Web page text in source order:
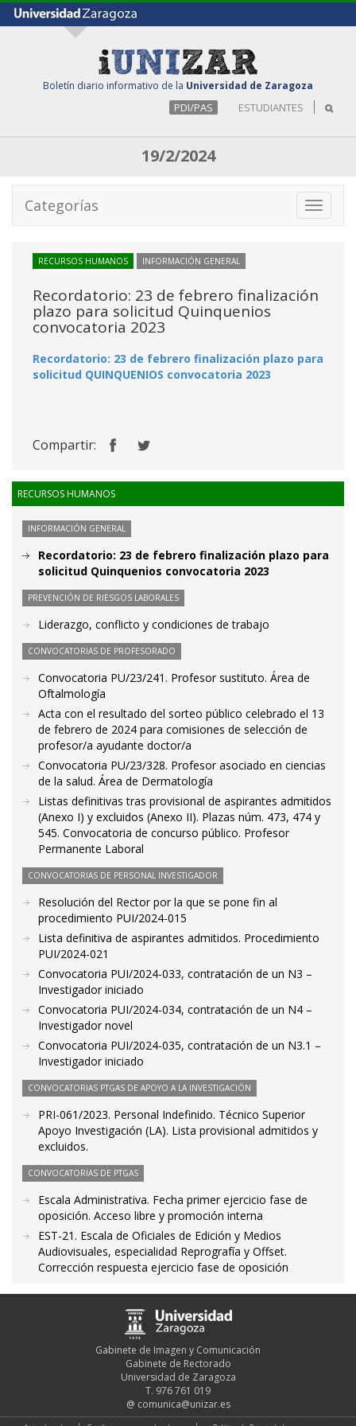
Boletín diario informativo de la Universidad de Zaragoza
PDI/PAS ESTUDIANTES
19/2/2024
Toggle
Categorías
RECURSOS HUMANOS INFORMACIÓN GENERAL
Recordatorio: 23 de febrero finalización
plazo para solicitud Quinquenios
convocatoria 2023
Recordatorio: 23 de febrero finalización plazo para
solicitud QUINQUENIOS convocatoria 2023
Compartir:
RECURSOS HUMANOS
INFORMACIÓN GENERAL
Recordatorio: 23 de febrero finalización plazo para
solicitud Quinquenios convocatoria 2023
PREVENCIÓN DE RIESGOS LABORALES
Liderazgo, conflicto y condiciones de trabajo
CONVOCATORIAS DE PROFESORADO
Convocatoria PU/23/241. Profesor sustituto. Área de
Oftalmología
Acta con el resultado del sorteo público celebrado el 13
de febrero de 2024 para comisiones de selección de
profesor/a ayudante doctor/a
Convocatoria PU/23/328. Profesor asociado en ciencias
de la salud. Área de Dermatología
Listas definitivas tras provisional de aspirantes admitidos
(Anexo I) y excluidos (Anexo II). Plazas núm. 473, 474 y
545. Convocatoria de concurso público. Profesor
Permanente Laboral
CONVOCATORIAS DE PERSONAL INVESTIGADOR
Resolución del Rector por la que se pone fin al
procedimiento PUI/2024-015
Lista definitiva de aspirantes admitidos. Procedimiento
PUI/2024-021
Convocatoria PUI/2024-033, contratación de un N3 –
Investigador iniciado
Convocatoria PUI/2024-034, contratación de un N4 –
Investigador novel
Convocatoria PUI/2024-035, contratación de un N3.1 –
Investigador iniciado
CONVOCATORIAS PTGAS DE APOYO A LA INVESTIGACIÓN
PRI-061/2023. Personal Indefinido. Técnico Superior
Apoyo Investigación (LA). Lista provisional admitidos y
excluidos.
CONVOCATORIAS DE PTGAS
Escala Administrativa. Fecha primer ejercicio fase de
oposición. Acceso libre y promoción interna
EST-21. Escala de Oficiales de Edición y Medios
Audiovisuales, especialidad Reprografía y Offset.
Corrección respuesta ejercicio fase de oposición
Gabinete de Imagen y Comunicación
Gabinete de Rectorado
Universidad de Zaragoza
T. 976 761 019
@ comunica@unizar.es